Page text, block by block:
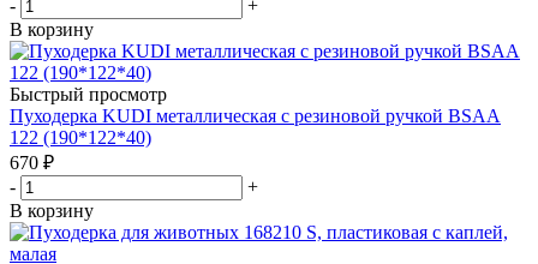
-
+
В корзину
Быстрый просмотр
Пуходерка KUDI металлическая с резиновой ручкой BSAA
122 (190*122*40)
670 ₽
-
+
В корзину